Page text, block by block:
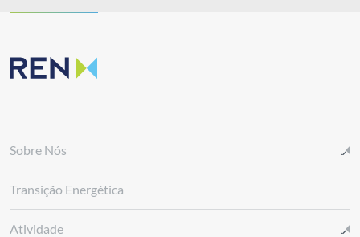
Sobre Nós
Transição Energética
Atividade